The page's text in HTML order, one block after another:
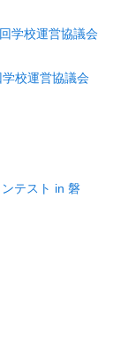
学校運営協議会
校運営協議会
テスト in 磐